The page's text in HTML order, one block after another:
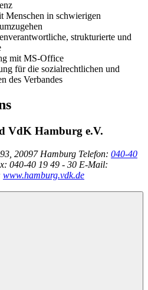
Menschen in schwierigen
strukturierte und
mit MS-Office
für die sozialrechtlichen und
des Verbandes
VdK Hamburg e.V.
20097 Hamburg Telefon: 040-40
040-40 19 49 - 30 E-Mail:
www.hamburg.vdk.de